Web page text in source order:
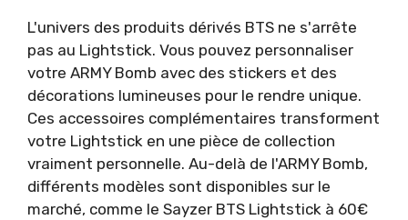
L'univers des produits dérivés BTS ne s'arrête
pas au Lightstick. Vous pouvez personnaliser
votre ARMY Bomb avec des stickers et des
décorations lumineuses pour le rendre unique.
Ces accessoires complémentaires transforment
votre Lightstick en une pièce de collection
vraiment personnelle. Au-delà de l'ARMY Bomb,
différents modèles sont disponibles sur le
marché, comme le Sayzer BTS Lightstick à 60€